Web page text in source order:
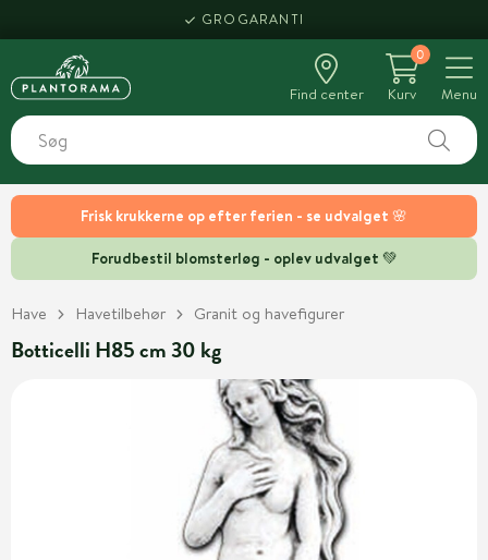
Frisk krukkerne op efter ferien - se udvalget 🌸
Forudbestil blomsterløg - oplev udvalget 💚
GROGARANTI
Find center
0
Kurv
Menu
Have Havetilbehør Granit og havefigurer
Botticelli H85 cm 30 kg